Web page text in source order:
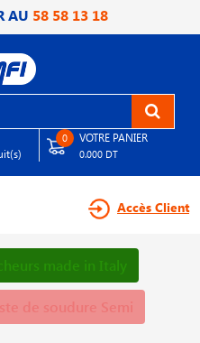
AU 58 58 13 18
0 VOTRE PANIER
0.000 DT
Accès Client
made in Italy
de soudure Semi